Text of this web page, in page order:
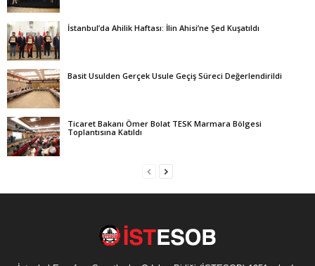
İstanbul’da Ahilik Haftası: İlin Ahisi’ne Şed Kuşatıldı
Basit Usulden Gerçek Usule Geçiş Süreci Değerlendirildi
Ticaret Bakanı Ömer Bolat TESK Marmara Bölgesi
Toplantısına Katıldı